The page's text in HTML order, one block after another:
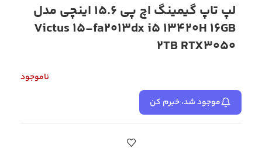
لپ تاپ گیمینگ اچ پی 15.6 اینچی مدل
Victus 15-fa2013dx i5 13420H 16GB
2TB RTX3050
ناموجود
موجود شد، خبرم کن